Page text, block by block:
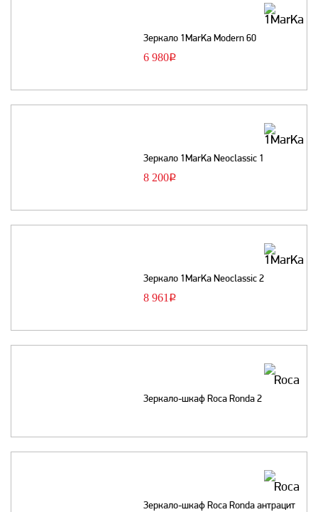
Зеркало 1MarKa Modern 60
6 980Р
Зеркало 1MarKa Neoclassic 1
8 200Р
Зеркало 1MarKa Neoclassic 2
8 961 Р
Зеркало-шкаф Roca Ronda 2
Зеркало-шкаф Roca Ronda антрацит